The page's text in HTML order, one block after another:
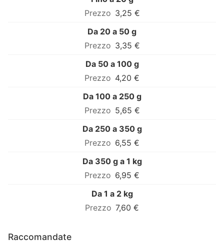
3,25 €
Da 20 a 50 g
3,35 €
Da 50 a 100 g
4,20 €
Da 100 a 250 g
5,65 €
Da 250 a 350 g
6,55 €
Da 350 g a 1 kg
6,95 €
Da 1 a 2 kg
7,60 €
Raccomandate